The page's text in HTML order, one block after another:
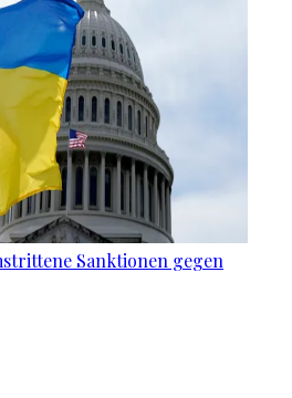
Sanktionen gegen